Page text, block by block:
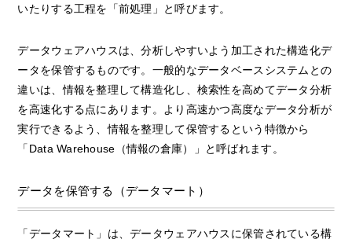
いたりする工程を「前処理」と呼びます。
データウェアハウスは、分析しやすいよう加工された構造化デ
ータを保管するものです。一般的なデータベースシステムとの
違いは、情報を整理して構造化し、検索性を高めてデータ分析
を高速化する点にあります。より高速かつ高度なデータ分析が
実行できるよう、情報を整理して保管するという特徴から
「Data Warehouse（情報の倉庫）」と呼ばれます。
データを保管する（データマート）
「データマート」は、データウェアハウスに保管されている構